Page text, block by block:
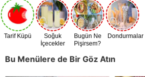
Tarif Küpü
Soğuk
İçecekler
Bugün Ne
Pişirsem?
Dondurmalar
Bu Menülere de Bir Göz Atın